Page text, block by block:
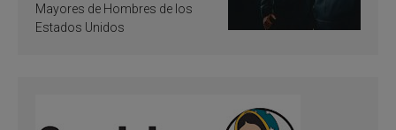
Mayores de Hombres de los
Estados Unidos